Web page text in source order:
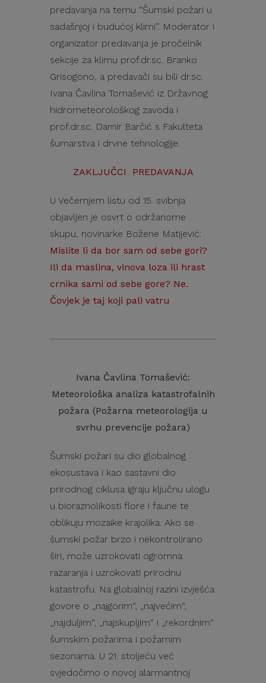
predavanja na temu “Šumski požari u
sadašnjoj i budućoj klimi”. Moderator i
organizator predavanja je pročelnik
sekcije za klimu prof.dr.sc. Branko
Grisogono, a predavači su bili dr.sc.
Ivana Čavlina Tomašević iz Državnog
hidrometeorološkog zavoda i
prof.dr.sc. Damir Barčić s Fakulteta
šumarstva i drvne tehnologije.
ZAKLJUČCI PREDAVANJA
U Večernjem listu od 15. svibnja
objavljen je osvrt o održanome
skupu, novinarke Božene Matijević:
Mislite li da bor sam od sebe gori?
Ili da maslina, vinova loza ili hrast
crnika sami od sebe gore? Ne.
Čovjek je taj koji pali vatru
Ivana Čavlina Tomašević:
Meteorološka analiza katastrofalnih
požara (Požarna meteorologija u
svrhu prevencije požara)
Šumski požari su dio globalnog
ekosustava i kao sastavni dio
prirodnog ciklusa igraju ključnu ulogu
u bioraznolikosti flore i faune te
oblikuju mozaike krajolika. Ako se
šumski požar brzo i nekontrolirano
širi, može uzrokovati ogromna
razaranja i uzrokovati prirodnu
katastrofu. Na globalnoj razini izvješća
govore o „najgorim“, „najvećim“,
„najduljim“, „najskupljim“ i „rekordnim“
šumskim požarima i požarnim
sezonama. U 21. stoljeću već
svjedočimo o novoj alarmantnoj